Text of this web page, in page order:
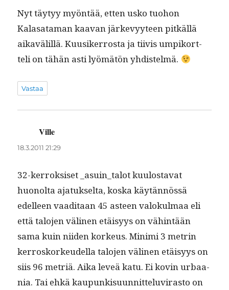
Nyt täy­tyy myön­tää, etten usko tuo­hon
Kalasa­ta­man kaa­van järkevyy­teen pitkäl­lä
aikavälil­lä. Kuusik­er­rosta ja tiivis umpiko­rt­
teli on tähän asti lyömätön yhdistelmä.
Vastaa
Ville
18.3.2011 21:29
32-ker­roksiset _asuin_talot kuu­losta­vat
huonol­ta ajatuk­selta, kos­ka käytän­nössä
edelleen vaa­di­taan 45 asteen val­okul­maa eli
että talo­jen väli­nen etäisyys on vähin­tään
sama kuin niiden korkeus. Min­i­mi 3 metrin
ker­rosko­rkeudel­la talo­jen väli­nen etäisyys on
siis 96 metriä. Aika lev­eä katu. Ei kovin urbaa­
nia. Tai ehkä kaupunkisu­un­nit­telu­vi­ras­to on